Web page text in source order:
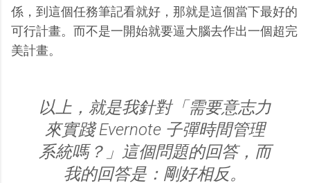
係，到這個任務筆記看就好，那就是這個當下最好的
可行計畫。而不是一開始就要逼大腦去作出一個超完
美計畫。
以上，就是我針對「需要意志力
來實踐 Evernote 子彈時間管理
系統嗎？」這個問題的回答，而
我的回答是：剛好相反。